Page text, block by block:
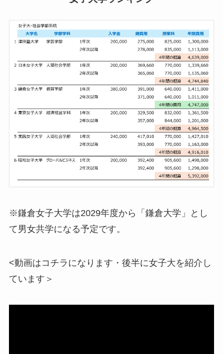
※鎌倉女子大学は2029年度から「鎌倉大学」とし
て男女共学になる予定です。
<動画はコチラになります・後半に女子大を紹介し
ています＞